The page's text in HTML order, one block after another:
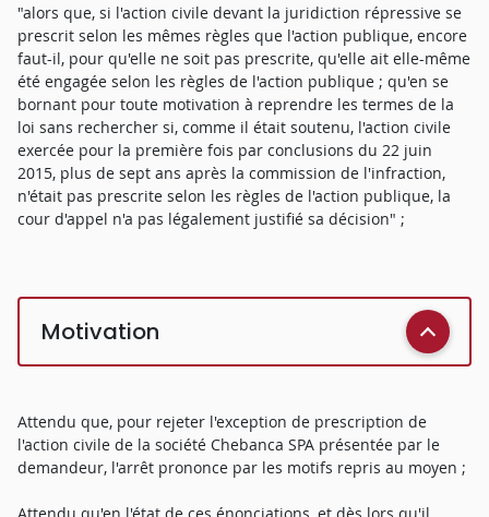
"alors que, si l'action civile devant la juridiction répressive se
prescrit selon les mêmes règles que l'action publique, encore
faut-il, pour qu'elle ne soit pas prescrite, qu'elle ait elle-même
été engagée selon les règles de l'action publique ; qu'en se
bornant pour toute motivation à reprendre les termes de la
loi sans rechercher si, comme il était soutenu, l'action civile
exercée pour la première fois par conclusions du 22 juin
2015, plus de sept ans après la commission de l'infraction,
n'était pas prescrite selon les règles de l'action publique, la
cour d'appel n'a pas légalement justifié sa décision" ;
Motivation
Attendu que, pour rejeter l'exception de prescription de
l'action civile de la société Chebanca SPA présentée par le
demandeur, l'arrêt prononce par les motifs repris au moyen ;